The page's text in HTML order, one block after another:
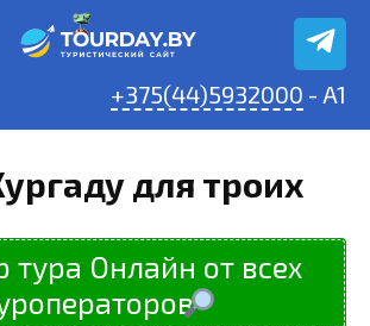
+375(44)5932000 - A1
для троих
тура Онлайн от всех